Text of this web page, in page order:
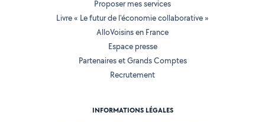
Proposer mes services
Livre « Le futur de l'économie collaborative »
AlloVoisins en France
Espace presse
Partenaires et Grands Comptes
Recrutement
INFORMATIONS LÉGALES